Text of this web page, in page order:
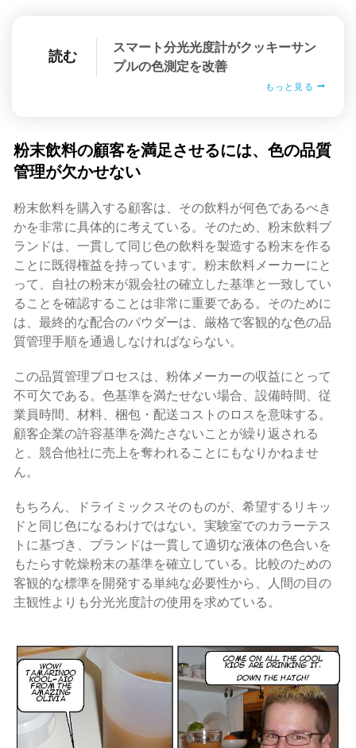
読む
スマート分光光度計がクッキーサン
プルの色測定を改善
もっと見る
粉末飲料の顧客を満足させるには、色の品質
管理が欠かせない
粉末飲料を購入する顧客は、その飲料が何色であるべき
かを非常に具体的に考えている。そのため、粉末飲料ブ
ランドは、一貫して同じ色の飲料を製造する粉末を作る
ことに既得権益を持っています。粉末飲料メーカーにと
って、自社の粉末が親会社の確立した基準と一致してい
ることを確認することは非常に重要である。そのために
は、最終的な配合のパウダーは、厳格で客観的な色の品
質管理手順を通過しなければならない。
この品質管理プロセスは、粉体メーカーの収益にとって
不可欠である。色基準を満たせない場合、設備時間、従
業員時間、材料、梱包・配送コストのロスを意味する。
顧客企業の許容基準を満たさないことが繰り返される
と、競合他社に売上を奪われることにもなりかねませ
ん。
もちろん、ドライミックスそのものが、希望するリキッ
ドと同じ色になるわけではない。実験室でのカラーテス
トに基づき、ブランドは一貫して適切な液体の色合いを
もたらす乾燥粉末の基準を確立している。比較のための
客観的な標準を開発する単純な必要性から、人間の目の
主観性よりも分光光度計の使用を求めている。